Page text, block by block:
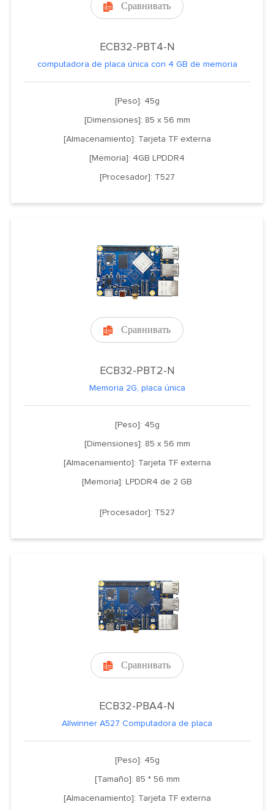
 Сравнивать
ECB32-PBT4-N
computadora de placa única con 4 GB de memoria
[Peso]: 45g
[Dimensiones]: 85 x 56 mm
[Almacenamiento]: Tarjeta TF externa
[Memoria]: 4GB LPDDR4
[Procesador]: T527
 Сравнивать
ECB32-PBT2-N
Memoria 2G, placa única
[Peso]: 45g
[Dimensiones]: 85 x 56 mm
[Almacenamiento]: Tarjeta TF externa
[Memoria]: LPDDR4 de 2 GB
[Procesador]: T527
 Сравнивать
ECB32-PBA4-N
Allwinner A527 Computadora de placa
[Peso]: 45g
[Tamaño]: 85 * 56 mm
[Almacenamiento]: Tarjeta TF externa